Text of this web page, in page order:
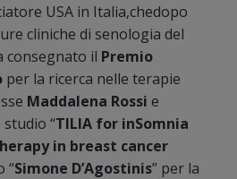
USA in Italia,chedopo
cliniche di senologia del
consegnato il Premio
per la ricerca nelle terapie
Maddalena Rossi e
“TILIA for inSomnia
in breast cancer
“Simone D’Agostinis” per la